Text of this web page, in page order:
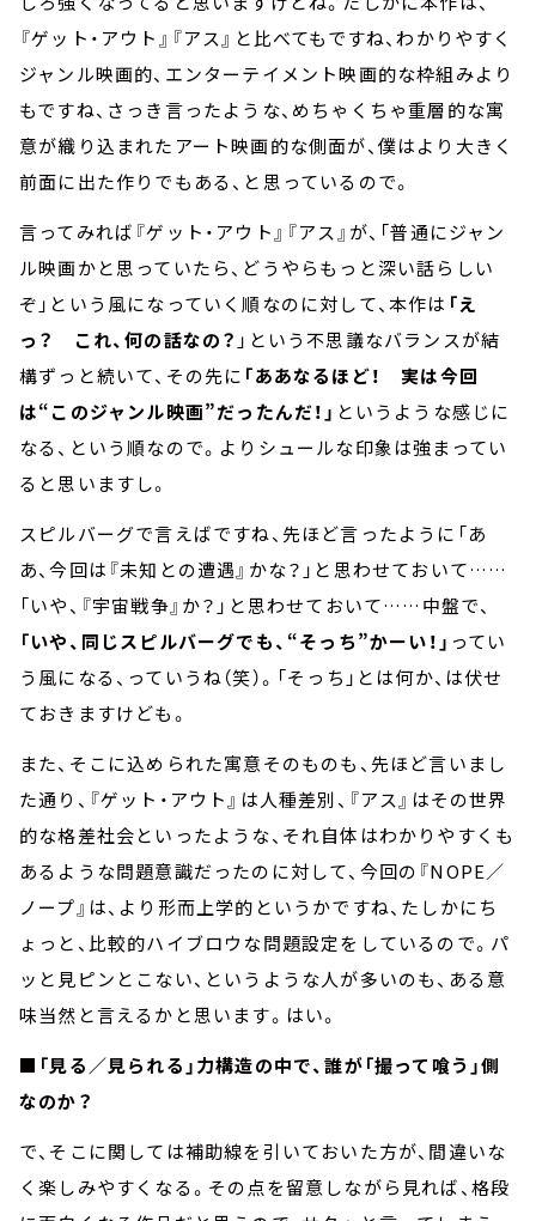
『ゲット・アウト』『アス』と比べてもですね、わかりやすく
ジャンル映画的、エンターテイメント映画的な枠組みより
もですね、さっき言ったような、めちゃくちゃ重層的な寓
意が織り込まれたアート映画的な側面が、僕はより大きく
前面に出た作りでもある、と思っているので。
言ってみれば『ゲット・アウト』『アス』が、「普通にジャン
ル映画かと思っていたら、どうやらもっと深い話らしい
ぞ」という風になっていく順なのに対して、本作は 「え
っ？ これ、何の話なの？ 」という不思議なバランスが結
構ずっと続いて、その先に 「ああなるほど！ 実は今回
は“このジャンル映画”だったんだ！」 というような感じに
なる、という順なので。よりシュールな印象は強まってい
ると思いますし。
スピルバーグで言えばですね、先ほど言ったように「あ
あ、今回は『未知との遭遇』かな？」と思わせておいて……
「いや、『宇宙戦争』か？」と思わせておいて……中盤で、
「いや、同じスピルバーグでも、“そっち”かーい！」 ってい
う風になる、っていうね（笑）。「そっち」とは何か、は伏せ
ておきますけども。
また、そこに込められた寓意そのものも、先ほど言いまし
た通り、『ゲット・アウト』は人種差別、『アス』はその世界
的な格差社会といったような、それ自体はわかりやすくも
あるような問題意識だったのに対して、今回の『NOPE／
ノープ』は、より形而上学的というかですね、たしかにち
ょっと、比較的ハイブロウな問題設定をしているので。パ
ッと見ピンとこない、というような人が多いのも、ある意
味当然と言えるかと思います。はい。
■「見る／見られる」力構造の中で、誰が「撮って喰う」側
なのか？
で、そこに関しては補助線を引いておいた方が、間違いな
く楽しみやすくなる。その点を留意しながら見れば、格段